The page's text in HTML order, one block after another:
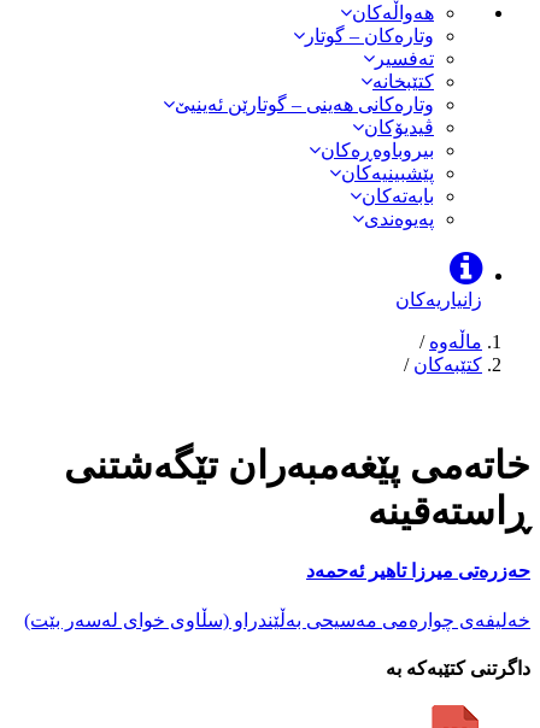
هەواڵەكان
وتارەکان – گوتار
تەفسیر
کتێبخانە
وتارەکانی هەینی – گوتارێن ئەینیێ
ڤیدیۆکان
بیروباوەڕەکان
پێشبینیەکان
بابەتەکان
پەیوەندی
زانیاریەکان
ماڵەوە /
كتێبەكان /
خاتەمی پێغەمبەران تێگەشتنی
ڕاستەقینە
حەزرەتی میرزا تاهیر ئەحمەد
خەلیفەی چوارەمی مەسیحی بەڵێندراو (سڵاوی خوای لەسەر بێت)
داگرتنی کتێبەکە بە